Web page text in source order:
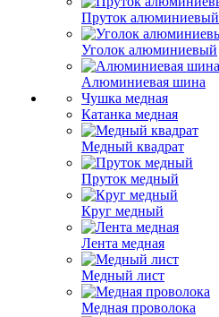
Пруток алюминиевый
Уголок алюминиевый
Алюминиевая шина
Чушка медная
Катанка медная
Медный квадрат
Пруток медный
Круг медный
Лента медная
Медный лист
Медная проволока